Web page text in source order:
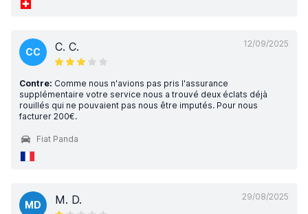
12/09/2025
CC C. C.
Contre: Comme nous n'avions pas pris l'assurance
supplémentaire votre service nous a trouvé deux éclats déjà
rouillés qui ne pouvaient pas nous être imputés. Pour nous
facturer 200€.
Fiat Panda
29/08/2025
MD M. D.